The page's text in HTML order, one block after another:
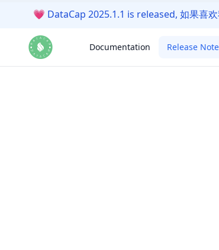
💗 DataCap 2025.1.1 is released, 如果喜
Documentation Release Note